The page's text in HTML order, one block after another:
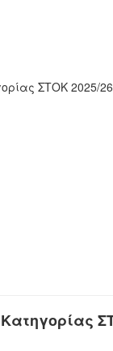
ΣΤΟΚ 2025/26